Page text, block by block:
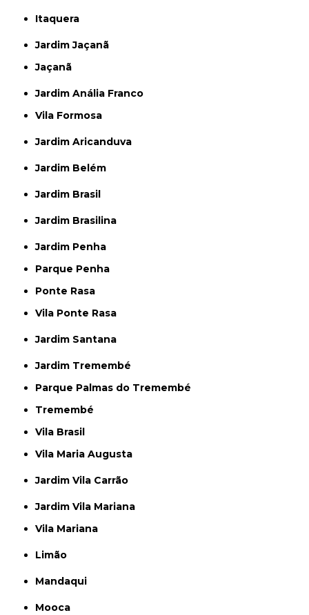
Itaquera
Jardim Jaçanã
Jaçanã
Jardim Anália Franco
Vila Formosa
Jardim Aricanduva
Jardim Belém
Jardim Brasil
Jardim Brasilina
Jardim Penha
Parque Penha
Ponte Rasa
Vila Ponte Rasa
Jardim Santana
Jardim Tremembé
Parque Palmas do Tremembé
Tremembé
Vila Brasil
Vila Maria Augusta
Jardim Vila Carrão
Jardim Vila Mariana
Vila Mariana
Limão
Mandaqui
Mooca